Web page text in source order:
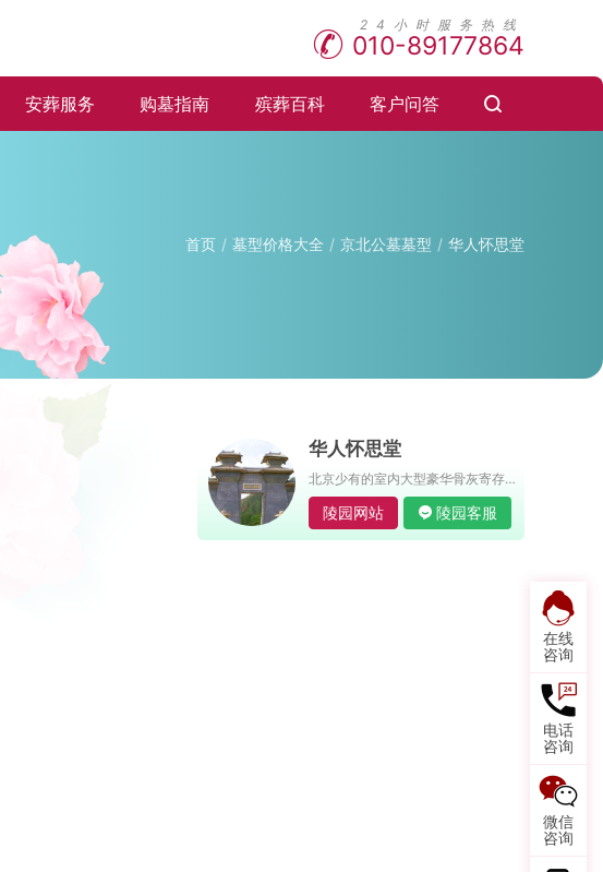
010-89177864
安葬服务 购墓指南 殡葬百科 客户问答
在线
咨询
电话
咨询
微信
咨询
首页 墓型价格大全 京北公墓墓型 华人怀思堂
华人怀思堂
北京少有的室内大型豪华骨灰寄存陵园，以八达岭长城为核心，以龙庆峡、康西草原为支点，山清水秀、植被茂盛、空气新鲜
陵园网站 陵园客服